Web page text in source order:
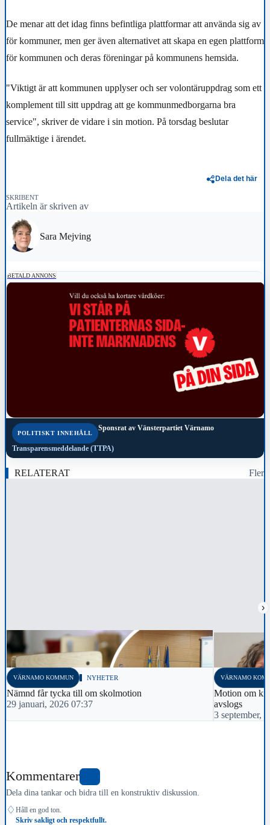
De menar att det idag finns befintliga plattformar att använda sig av
för kommuner, men ger även alternativet att skapa en egen plattform
för kommunen och deras föreningar på kommunens hemsida.
"Viktigt är att kommunen upplyser och ser volontäruppdrag som ett
komplement till sitt uppdrag att ge kommunmedborgarna bra
service", skriver de vidare i sin motion. På torsdag beslutar
fullmäktige i ärendet.
Dela det här
SKRIBENT
Artikeln är skriven av
Sara Mejving
BETALD ANNONS
POLITISKT INNEHÅLL
Sponsrat av Vänsterpartiet Värnamo
Transparensmeddelande (TTPA)
RELATERAT Fler
›
VÄRNAMO KOMMUN NYHETER
Nämnd får tycka till om skolmotion
29 januari, 2026 07:37
VÄRNAMO
Motion om
avslogs
3 september,
Kommentarer
Dela dina tankar och bidra till en konstruktiv diskussion.
♢ Håll en god ton.
Skriv sakligt och respektfullt.